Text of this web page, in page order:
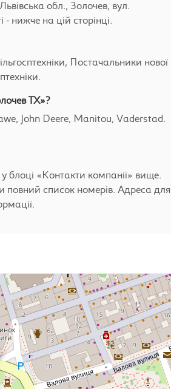
обл., Золочев, вул.
нижче на цій сторінці.
Постачальники нової
ТХ»?
John Deere, Manitou, Vaderstad.
блоці «Контакти компанії» вище.
повний список номерів. Адреса для